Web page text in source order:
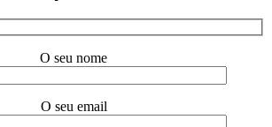
O seu nome
O seu email